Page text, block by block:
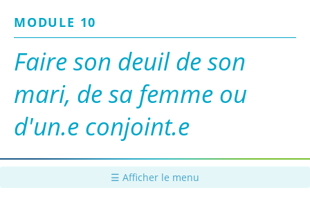
contenu
principal
MODULE 10
Faire son deuil de son
mari, de sa femme ou
d'un.e conjoint.e
☰ Afficher le menu